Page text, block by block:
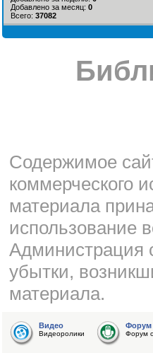
Добавлено за месяц: 0
Всего: 37082
Cодержимое
коммерческого
материала
использование
Администрация
убытки,
материала.
Видео
Видеоролики
Форум
Форум